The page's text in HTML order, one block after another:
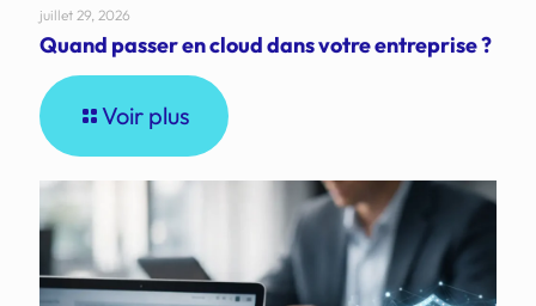
juillet 29, 2026
Quand passer en cloud dans votre entreprise ?
Voir plus